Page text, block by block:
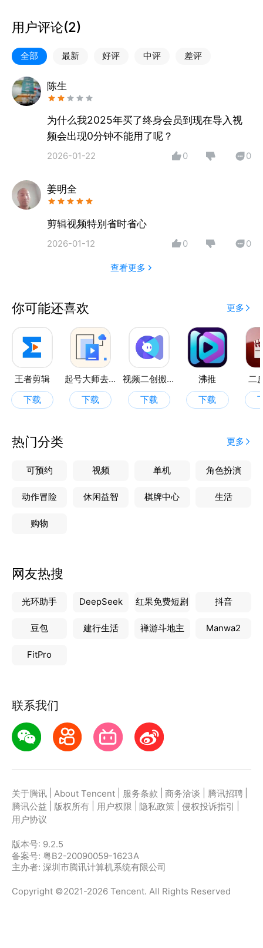
用户评论(2)
全部 最新 好评 中评 差评
陈生
为什么我2025年买了终身会员到现在导入视
频会出现0分钟不能用了呢？
2026-01-22 0 0
姜明全
剪辑视频特别省时省心
2026-01-12 0 0
查看更多
你可能还喜欢 更多
王者剪辑
下载
起号大师去重混剪工具箱
下载
视频二创搬运大师
下载
沸推
下载
二
热门分类 更多
可预约 视频 单机 角色扮演
动作冒险 休闲益智 棋牌中心 生活
购物
网友热搜
光环助手 DeepSeek 红果免费短剧 抖音
豆包 建行生活 禅游斗地主 Manwa2
FitPro
联系我们
关于腾讯 About Tencent 服务条款 商务洽谈 腾讯招聘
腾讯公益
版权所有 用户权限 隐私政策 侵权投诉指引
用户协议
版本号: 9.2.5
备案号: 粤B2-20090059-1623A
主办者: 深圳市腾讯计算机系统有限公司
Copyright ©2021-2026 Tencent. All Rights Reserved